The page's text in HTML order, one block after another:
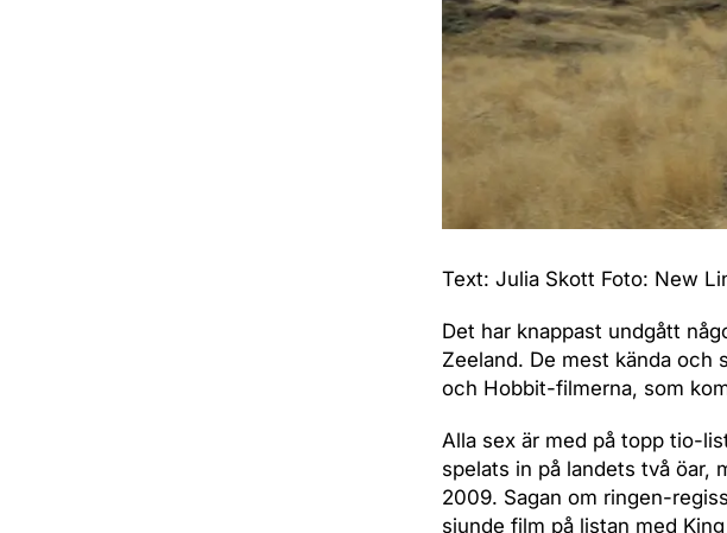
Text: Julia Skott Foto: New
Det har knappast undgått
Zeeland. De mest kända och
och Hobbit-filmerna, som
Alla sex är med på topp tio-
spelats in på landets två öar,
2009. Sagan om ringen-
sjunde film på listan med